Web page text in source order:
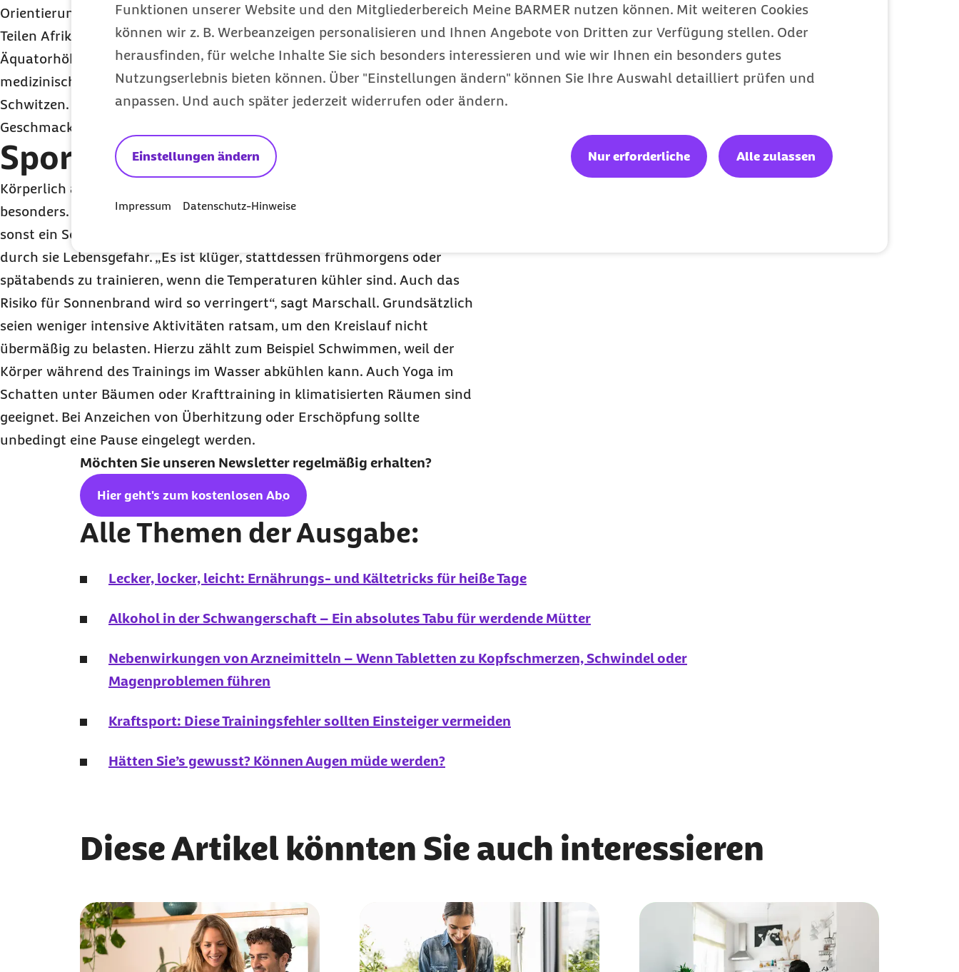
Funktionen unserer Website und den Mitgliederbereich Meine BARMER nutzen können. Mit weiteren Cookies
können wir z. B. Werbeanzeigen personalisieren und Ihnen Angebote von Dritten zur Verfügung stellen. Oder
herausfinden, für welche Inhalte Sie sich besonders interessieren und wie wir Ihnen ein besonders gutes
Nutzungserlebnis bieten können. Über "Einstellungen ändern" können Sie Ihre Auswahl detailliert prüfen und
anpassen. Und auch später jederzeit widerrufen oder ändern.
Einstellungen ändern Nur erforderliche Alle zulassen
Impressum Datenschutz-Hinweise
Orientierung bieten. So wird zum Beispiel in Indien, Pakistan und weiten
Teilen Afrikas oft sehr scharf gegessen. „Dass in vielen Ländern nahe
Äquatorhöhe häufig scharfe Speisen auf den Tisch kommen, ergibt aus
medizinischer Sicht Sinn. Scharfes Essen bringt den Körper zum
Schwitzen. Das hilft, ihn abzukühlen“, so Marschall. Auch hier sollte nach
Geschmack und vor allem in Maßen gewürzt werden.
Sport zur rechten Zeit
Körperlich aktiv zu sein belastet den Körper bei hohen Temperaturen ganz
besonders. Speziell die pralle Mittagssonne sollte gemieden werden, da
sonst ein Sonnenstich oder Hitzschlag droht. Im schlimmsten Fall besteht
durch sie Lebensgefahr. „Es ist klüger, stattdessen frühmorgens oder
spätabends zu trainieren, wenn die Temperaturen kühler sind. Auch das
Risiko für Sonnenbrand wird so verringert“, sagt Marschall. Grundsätzlich
seien weniger intensive Aktivitäten ratsam, um den Kreislauf nicht
übermäßig zu belasten. Hierzu zählt zum Beispiel Schwimmen, weil der
Körper während des Trainings im Wasser abkühlen kann. Auch Yoga im
Schatten unter Bäumen oder Krafttraining in klimatisierten Räumen sind
geeignet. Bei Anzeichen von Überhitzung oder Erschöpfung sollte
unbedingt eine Pause eingelegt werden.
Möchten Sie unseren Newsletter regelmäßig erhalten?
Hier geht's zum kostenlosen Abo
Alle Themen der Ausgabe:
Lecker, locker, leicht: Ernährungs- und Kältetricks für heiße Tage
Alkohol in der Schwangerschaft – Ein absolutes Tabu für werdende Mütter
Nebenwirkungen von Arzneimitteln – Wenn Tabletten zu Kopfschmerzen, Schwindel oder
Magenproblemen führen
Kraftsport: Diese Trainingsfehler sollten Einsteiger vermeiden
Hätten Sie’s gewusst? Können Augen müde werden?
Diese Artikel könnten Sie auch interessieren